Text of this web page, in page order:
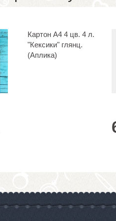
Картон А4 4 цв. 4 л.
"Кексики" глянц.
(Аплика)